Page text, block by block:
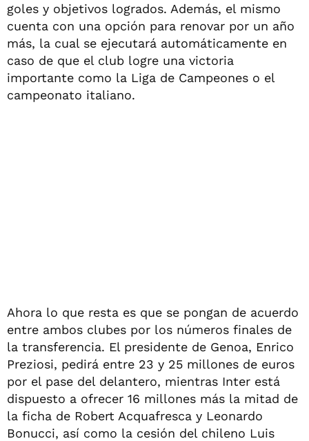
goles y objetivos logrados. Además, el mismo
cuenta con una opción para renovar por un año
más, la cual se ejecutará automáticamente en
caso de que el club logre una victoria
importante como la Liga de Campeones o el
campeonato italiano.
Ahora lo que resta es que se pongan de acuerdo
entre ambos clubes por los números finales de
la transferencia. El presidente de Genoa, Enrico
Preziosi, pedirá entre 23 y 25 millones de euros
por el pase del delantero, mientras Inter está
dispuesto a ofrecer 16 millones más la mitad de
la ficha de Robert Acquafresca y Leonardo
Bonucci, así como la cesión del chileno Luis